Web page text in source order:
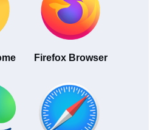
Firefox Browser